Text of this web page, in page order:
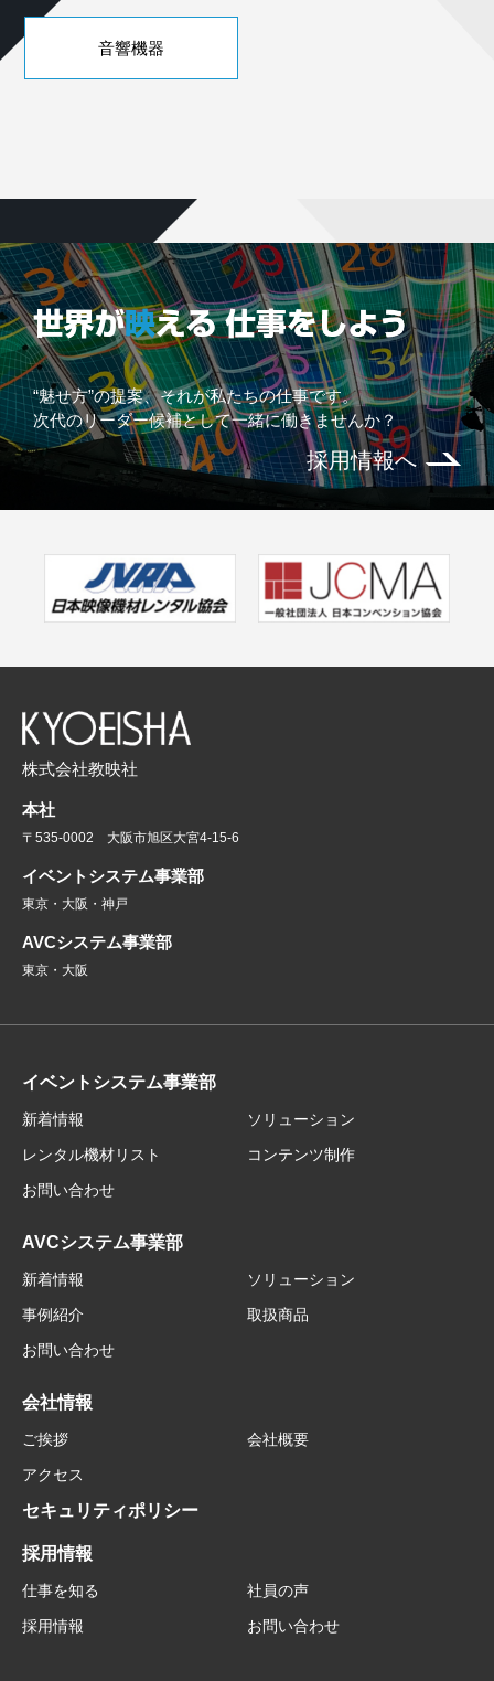
音響機器
“魅せ方”の提案、それが私たちの仕事です。
次代のリーダー候補として一緒に働きませんか？
採用情報へ
株式会社教映社
本社
〒535-0002 大阪市旭区大宮4-15-6
イベントシステム事業部
東京・大阪・神戸
AVCシステム事業部
東京・大阪
イベントシステム事業部
新着情報
ソリューション
レンタル機材リスト
コンテンツ制作
お問い合わせ
AVCシステム事業部
新着情報
ソリューション
事例紹介
取扱商品
お問い合わせ
会社情報
ご挨拶
会社概要
アクセス
セキュリティポリシー
採用情報
仕事を知る
社員の声
採用情報
お問い合わせ